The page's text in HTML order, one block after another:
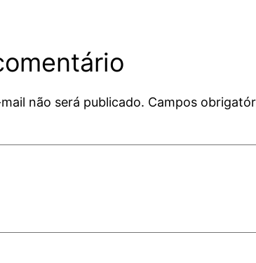
não será publicado. Campos